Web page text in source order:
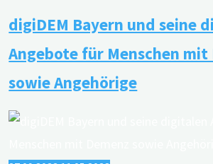
auf
(Nicht-)Wissen
Demenzdiagnose
Sicht"
digiDEM Bayern und seine
Angebote für Menschen mit
sowie Angehörige